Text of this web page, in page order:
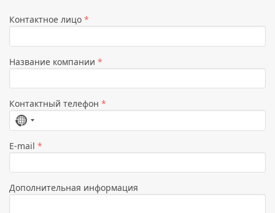
Контактное лицо *
Название компании *
Контактный телефон *
Страна
не
выбрана
E-mail *
Дополнительная информация